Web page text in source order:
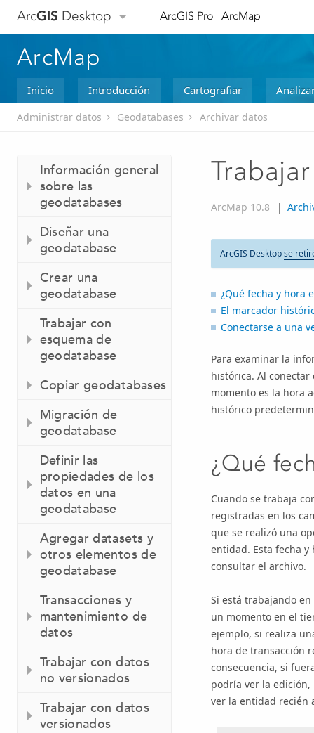
ArcGIS Desktop ArcGIS Pro ArcMap
ArcMap
Inicio Introducción Cartografiar
Administrar datos Geodatabases Archivar datos
Información general
sobre las
geodatabases
Diseñar una
geodatabase
Crear una
geodatabase
Trabajar con
esquema de
geodatabase
Copiar geodatabases
Migración de
geodatabase
Definir las
propiedades de los
datos en una
geodatabase
Agregar datasets y
otros elementos de
geodatabase
Transacciones y
mantenimiento de
datos
Trabajar con datos
no versionados
Trabajar con datos
versionados
ArcMap 10.8 |
ArcGIS Desktopse
¿Qué fecha y hora
El marcador
Conectarse a una
Para examinar la
histórica. Al
momento es la hora
histórico
¿Qué
Cuando se trabaja
registradas en los
que se realizó una
entidad. Esta fecha y
consultar el archivo.
Si está trabajando
un momento en el
ejemplo, si realiza
hora de transacción
consecuencia, si
podría ver la edición,
ver la entidad recién